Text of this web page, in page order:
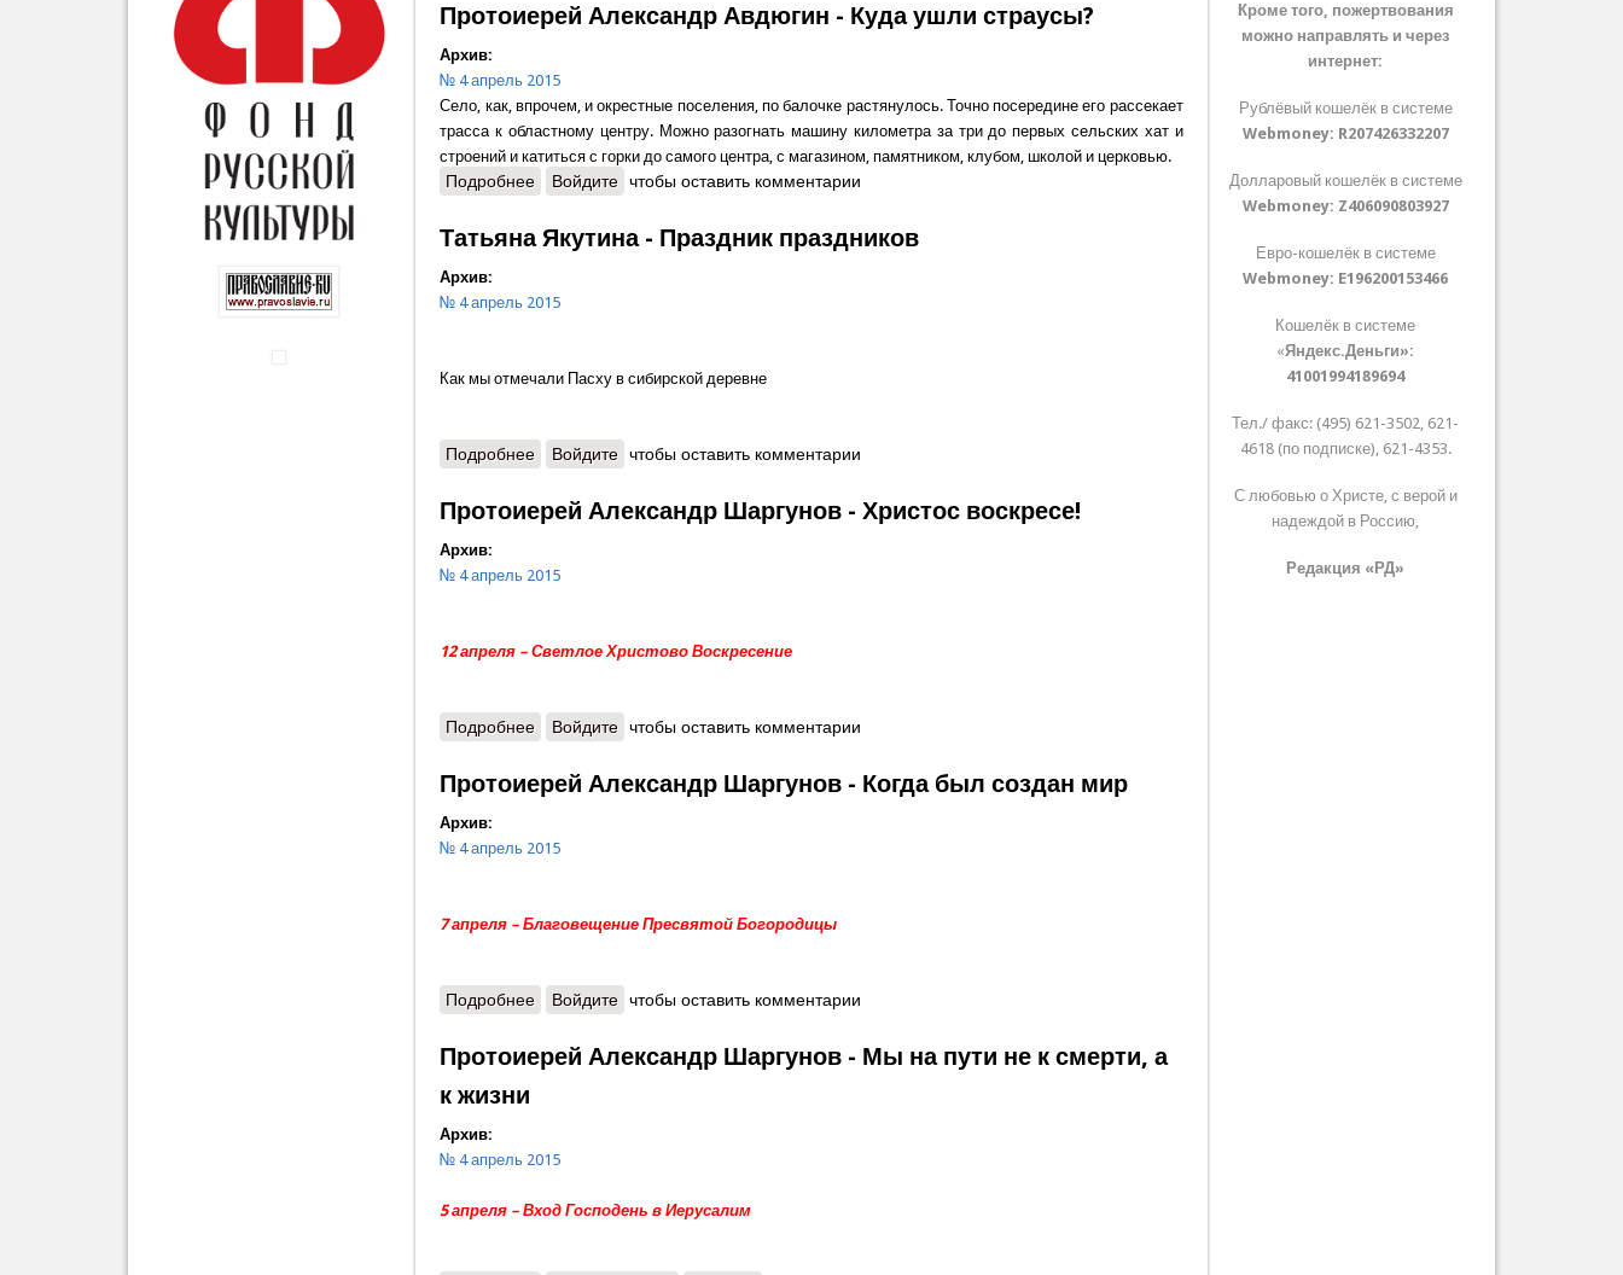
Протоиерей Александр Авдюгин - Куда ушли страусы?
Архив:
№ 4 апрель 2015
Село, как, впрочем, и окрестные поселения, по балочке растянулось. Точно посередине его рассекает
трасса к областному центру. Можно разогнать машину километра за три до первых сельских хат и
строений и катиться с горки до самого центра, с магазином, памятником, клубом, школой и церковью.
Подробнее о Протоиерей Александр Авдюгин - Куда ушли страусы?
Войдите чтобы оставить комментарии
Татьяна Якутина - Праздник праздников
Архив:
№ 4 апрель 2015
Как мы отмечали Пасху в сибирской деревне
Подробнее о Татьяна Якутина - Праздник праздников
Войдите чтобы оставить комментарии
Протоиерей Александр Шаргунов - Христос воскресе!
Архив:
№ 4 апрель 2015
12 апреля – Светлое Христово Воскресение
Подробнее о Протоиерей Александр Шаргунов - Христос воскресе!
Войдите чтобы оставить комментарии
Протоиерей Александр Шаргунов - Когда был создан мир
Архив:
№ 4 апрель 2015
7 апреля – Благовещение Пресвятой Богородицы
Подробнее о Протоиерей Александр Шаргунов - Когда был создан мир
Войдите чтобы оставить комментарии
Протоиерей Александр Шаргунов - Мы на пути не к смерти, а
к жизни
Архив:
№ 4 апрель 2015
5 апреля – Вход Господень в Иерусалим
Кроме того, пожертвования
можно направлять и через
интернет:
Рублёвый кошелёк в системе
Webmoney: R207426332207
Долларовый кошелёк в системе
Webmoney: Z406090803927
Евро-кошелёк в системе
Webmoney: E196200153466
Кошелёк в системе
«Яндекс.Деньги»:
41001994189694
Тел./ факс: (495) 621-3502, 621-
4618 (по подписке), 621-4353.
С любовью о Христе, с верой и
надеждой в Россию,
Редакция «РД»